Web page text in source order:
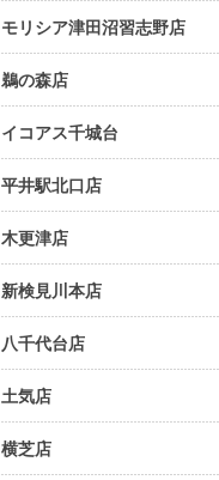
モリシア津田沼習志野店
鵜の森店
イコアス千城台
平井駅北口店
木更津店
新検見川本店
八千代台店
土気店
横芝店